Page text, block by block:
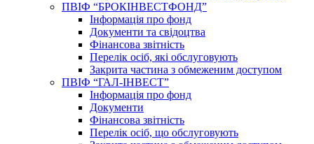
ПВІФ “БРОКІНВЕСТФОНД”
Інформація про фонд
Документи та свідоцтва
Фінансова звітність
Перелік осіб, які обслуговують
Закрита частина з обмеженим доступом
ПВІФ “ГАЛ-ІНВЕСТ”
Інформація про фонд
Документи
Фінансова звітність
Перелік осіб, що обслуговують